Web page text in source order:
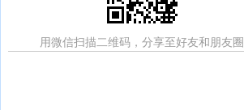
用微信扫描二维码，分享至好友和朋友圈